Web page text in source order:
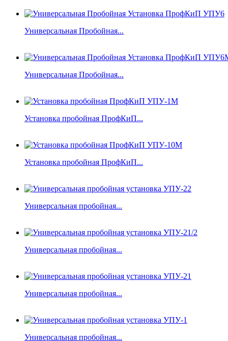
Универсальная Пробойная...
Универсальная Пробойная...
Установка пробойная ПрофКиП...
Установка пробойная ПрофКиП...
Универсальная пробойная...
Универсальная пробойная...
Универсальная пробойная...
Универсальная пробойная...